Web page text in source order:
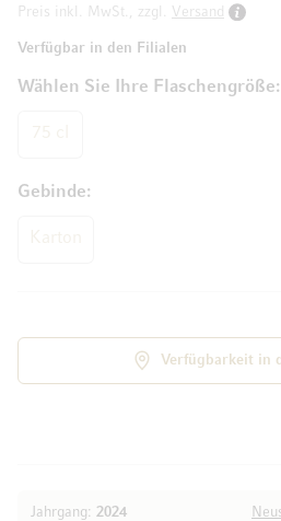
Jahrgang: 2024
Wählen Sie Ihre Flaschengröße
Gebinde
Preis inkl. MwSt., zzgl.
Versand
Verfügbar in den Filialen
Verfügbarkeit in